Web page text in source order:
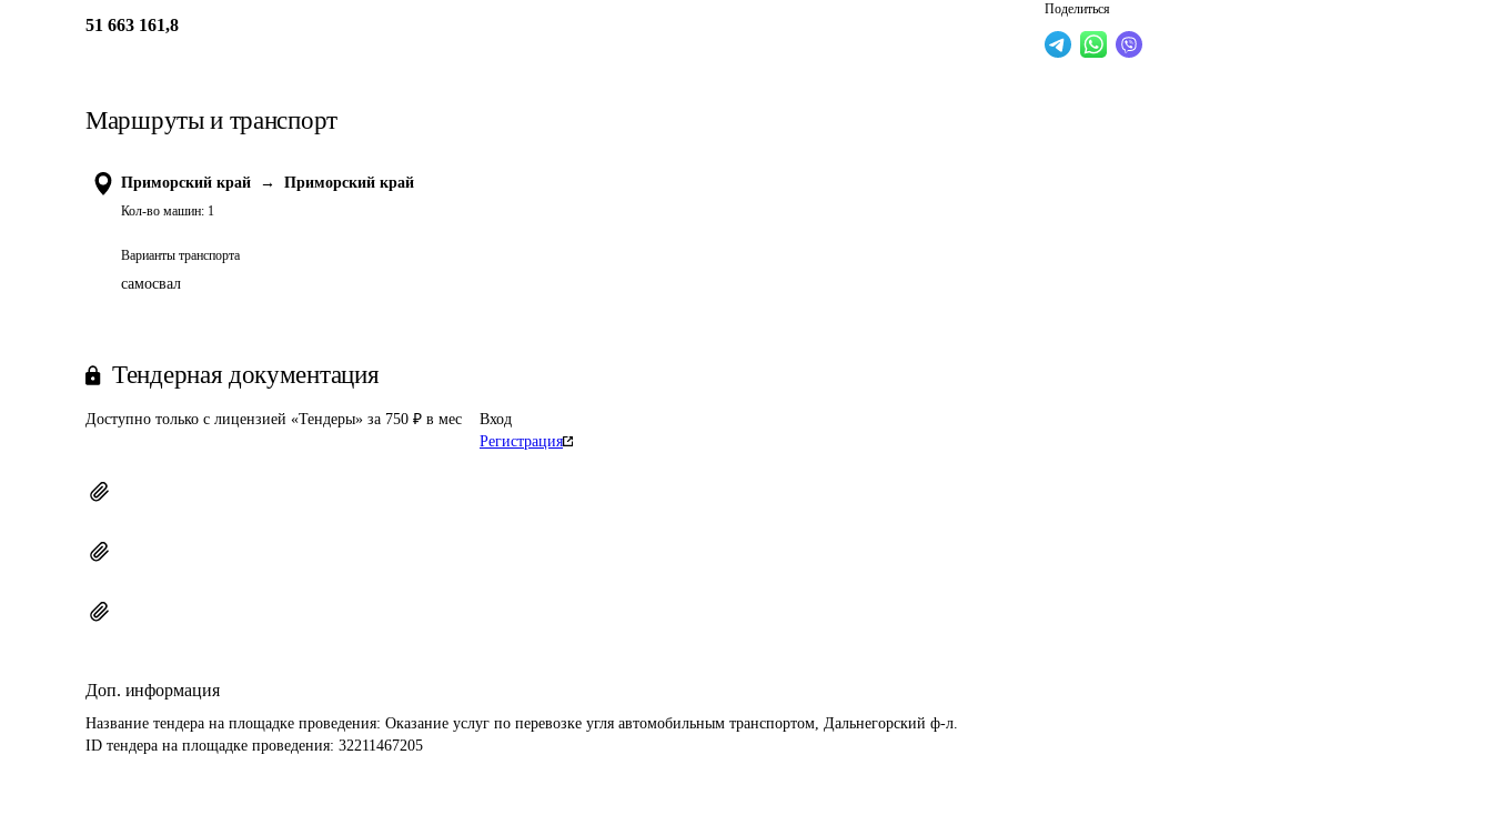
Поделиться
51 663 161,8
Маршруты и транспорт
Приморский край → Приморский край
Кол-во машин: 1
Варианты транспорта
самосвал
Тендерная документация
Доступно только с лицензией «Тендеры» за 750 ₽ в мес
Вход
Регистрация
Доп. информация
Название тендера на площадке проведения: Оказание услуг по перевозке угля автомобильным транспортом, Дальнегорский ф-л.
ID тендера на площадке проведения: 32211467205